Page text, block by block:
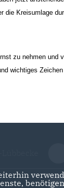
die Kreisumlage
zu nehmen und
wichtiges